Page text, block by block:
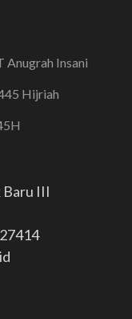
Anugrah Insani
Hijriah
Baru III